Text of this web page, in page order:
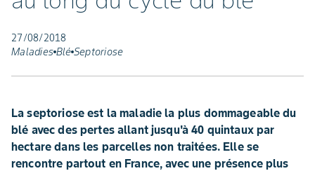
27/08/2018
Maladies Blé Septoriose
La septoriose est la maladie la plus dommageable du
blé avec des pertes allant jusqu'à 40 quintaux par
hectare dans les parcelles non traitées. Elle se
rencontre partout en France, avec une présence plus